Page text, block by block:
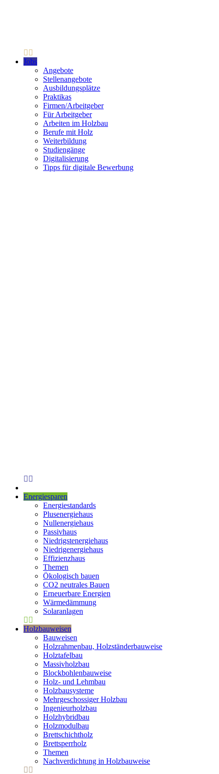
Jobs
Angebote
Stellenangebote
Ausbildungsplätze
Praktikas
Firmen/Arbeitgeber
Für Arbeitgeber
Arbeiten im Holzbau
Berufe mit Holz
Weiterbildung
Studiengänge
Digitalisierung
Tipps für digitale Bewerbung
Energiesparen
Energiestandards
Plusenergiehaus
Nullenergiehaus
Passivhaus
Niedrigstenergiehaus
Niedrigenergiehaus
Effizienzhaus
Themen
Ökologisch bauen
CO2 neutrales Bauen
Erneuerbare Energien
Wärmedämmung
Solaranlagen
Holzbauweisen
Bauweisen
Holzrahmenbau, Holzständerbauweise
Holztafelbau
Massivholzbau
Blockbohlenbauweise
Holz- und Lehmbau
Holzbausysteme
Mehrgeschossiger Holzbau
Ingenieurholzbau
Holzhybridbau
Holzmodulbau
Brettschichtholz
Brettsperrholz
Themen
Nachverdichtung in Holzbauweise